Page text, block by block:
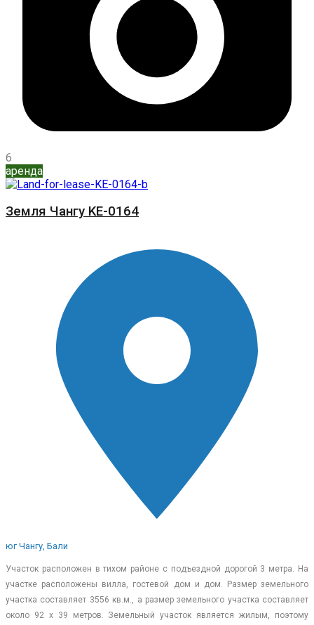
6
аренда
Земля Чангу KE-0164
юг Чангу, Бали
Участок расположен в тихом районе с подъездной дорогой 3 метра. На
участке расположены вилла, гостевой дом и дом. Размер земельного
участка составляет 3556 кв.м., а размер земельного участка составляет
около 92 х 39 метров. Земельный участок является жилым, поэтому